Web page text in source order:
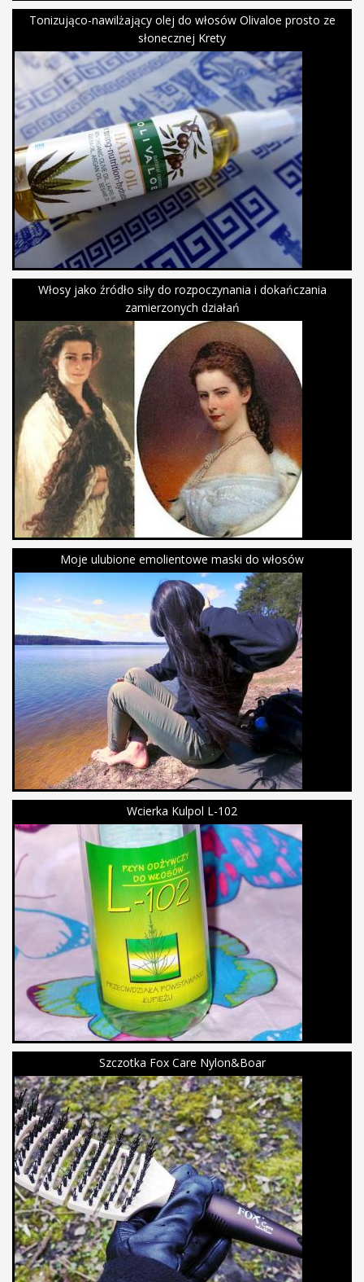
Tonizująco-nawilżający olej do włosów Olivaloe prosto ze
słonecznej Krety
Włosy jako źródło siły do rozpoczynania i dokańczania
zamierzonych działań
Moje ulubione emolientowe maski do włosów
Wcierka Kulpol L-102
Szczotka Fox Care Nylon&Boar